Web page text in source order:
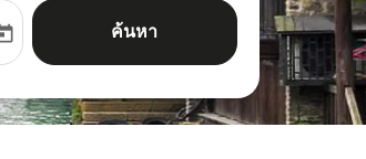
aria-label
ค้นหา